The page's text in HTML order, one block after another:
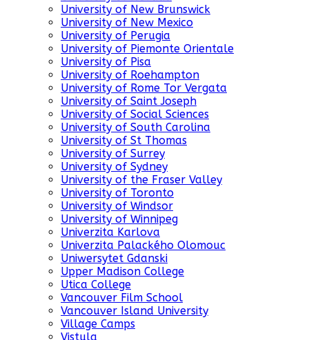
University of New Brunswick
University of New Mexico
University of Perugia
University of Piemonte Orientale
University of Pisa
University of Roehampton
University of Rome Tor Vergata
University of Saint Joseph
University of Social Sciences
University of South Carolina
University of St Thomas
University of Surrey
University of Sydney
University of the Fraser Valley
University of Toronto
University of Windsor
University of Winnipeg
Univerzita Karlova
Univerzita Palackého Olomouc
Uniwersytet Gdanski
Upper Madison College
Utica College
Vancouver Film School
Vancouver Island University
Village Camps
Vistula